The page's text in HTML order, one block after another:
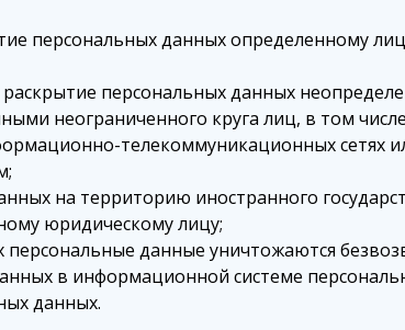
персональных данных определенному
персональных данных
неограниченного круга лиц, в том
телекоммуникационных сетях
на территорию иностранного
юридическому лицу;
данные уничтожаются
в информационной системе
данных.